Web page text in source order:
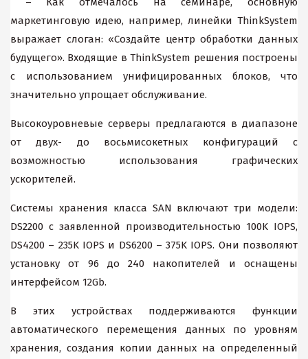
маркетинговую идею, например, линейки ThinkSystem
выражает слоган: «Создайте центр обработки данных
будущего». Входящие в ThinkSystem решения построены
с использованием унифицированных блоков, что
значительно упрощает обслуживание.
Высокоуровневые серверы предлагаются в диапазоне
от двух- до восьмисокетных конфигураций с
возможностью использования графических
ускорителей.
Системы хранения класса SAN включают три модели:
DS2200 с заявленной производительностью 100K IOPS,
DS4200 – 235K IOPS и DS6200 – 375K IOPS. Они позволяют
установку от 96 до 240 накопителей и оснащены
интерфейсом 12Gb.
В этих устройствах поддерживаются функции
автоматического перемещения данных по уровням
хранения, создания копии данных на определенный